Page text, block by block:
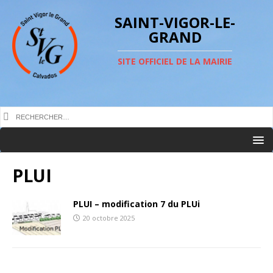
SAINT-VIGOR-LE-
GRAND
SITE OFFICIEL DE LA MAIRIE
PLUI
PLUI – modification 7 du PLUi
20 octobre 2025